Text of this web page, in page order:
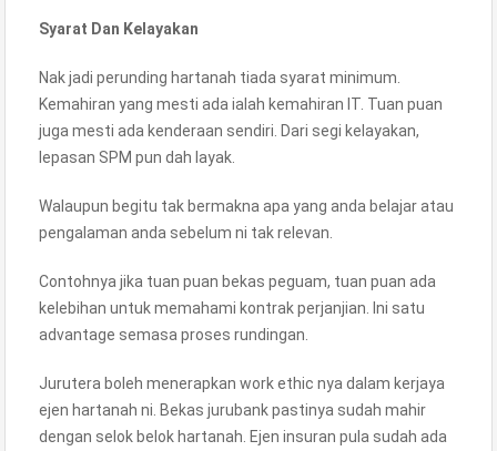
Syarat Dan Kelayakan
Nak jadi perunding hartanah tiada syarat minimum.
Kemahiran yang mesti ada ialah kemahiran IT. Tuan puan
juga mesti ada kenderaan sendiri. Dari segi kelayakan,
lepasan SPM pun dah layak.
Walaupun begitu tak bermakna apa yang anda belajar atau
pengalaman anda sebelum ni tak relevan.
Contohnya jika tuan puan bekas peguam, tuan puan ada
kelebihan untuk memahami kontrak perjanjian. Ini satu
advantage semasa proses rundingan.
Jurutera boleh menerapkan work ethic nya dalam kerjaya
ejen hartanah ni. Bekas jurubank pastinya sudah mahir
dengan selok belok hartanah. Ejen insuran pula sudah ada